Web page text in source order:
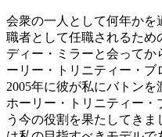
会衆の一人として何年かを
職者として任職されるため
ディー・ミラーと会って
ーリー・トリニティー・ブ
2005年に彼が私にバトン
ホーリー・トリニティー
う 今の役割を果たしてきま